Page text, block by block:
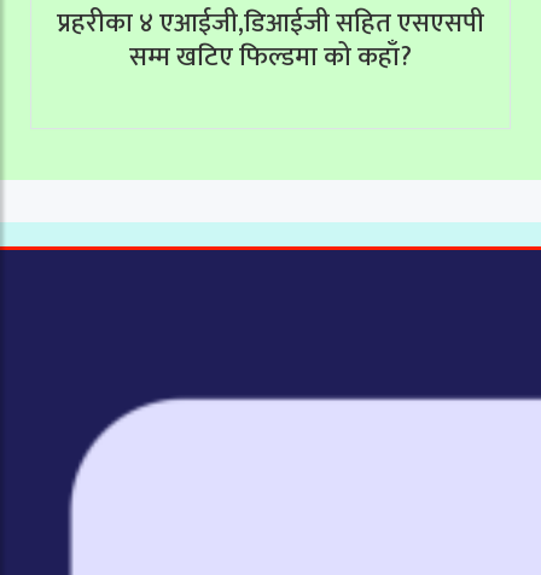
प्रहरीका ४ एआईजी,डिआईजी सहित एसएसपी
सम्म खटिए फिल्डमा को कहाँ?